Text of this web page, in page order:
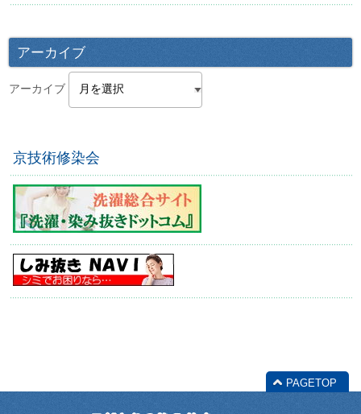
アーカイブ
アーカイブ
京技術修染会
PAGETOP